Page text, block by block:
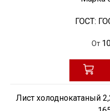
ГОСТ:
От
Лист холоднокатаный